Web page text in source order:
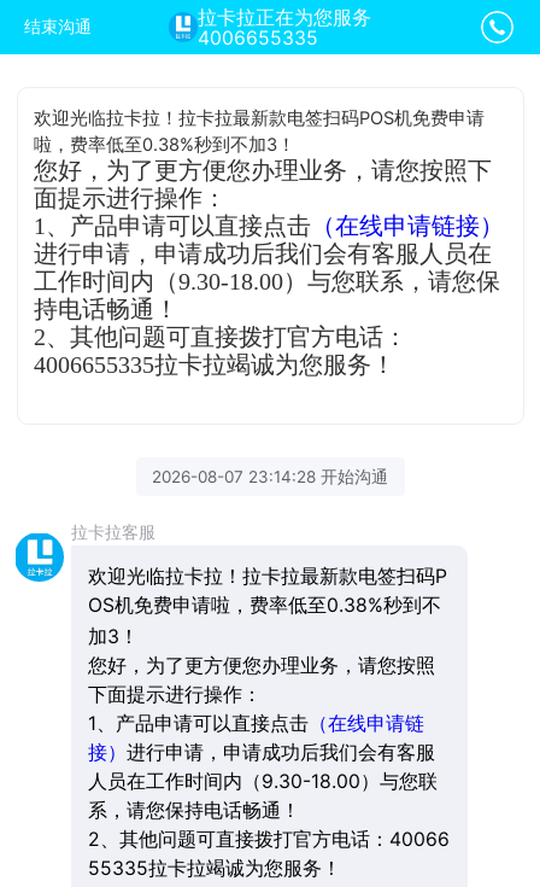
结束沟通
拉卡拉正在为您服务
4006655335
欢迎光临拉卡拉！拉卡拉最新款电签扫码POS机免费申请
啦，费率低至0.38%秒到不加3！
您好，为了更方便您办理业务，请您按照下
面提示进行操作：
1、产品申请可以直接点击 （在线申请链接）
进行申请，申请成功后我们会有客服人员在
工作时间内（9.30-18.00）与您联系，请您保
持电话畅通！
2、其他问题可直接拨打官方电话：
4006655335拉卡拉竭诚为您服务！
2026-08-07 23:14:28 开始沟通
拉卡拉客服
欢迎光临拉卡拉！拉卡拉最新款电签扫码P
OS机免费申请啦，费率低至0.38%秒到不
加3！
您好，为了更方便您办理业务，请您按照
下面提示进行操作：
1、产品申请可以直接点击（在线申请链
接） 进行申请，申请成功后我们会有客服
人员在工作时间内（9.30-18.00）与您联
系，请您保持电话畅通！
2、其他问题可直接拨打官方电话：40066
55335拉卡拉竭诚为您服务！